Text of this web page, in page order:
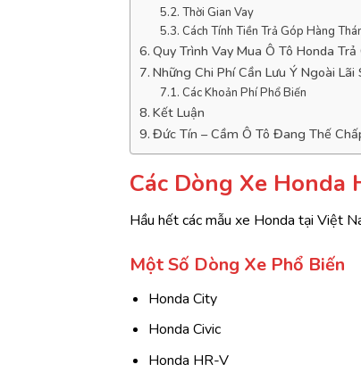
Thời Gian Vay
Cách Tính Tiền Trả Góp Hàng
Quy Trình Vay Mua Ô Tô Honda Trả
Những Chi Phí Cần Lưu Ý Ngoài Lãi
Các Khoản Phí Phổ Biến
Kết Luận
Đức Tín – Cầm Ô Tô Đang Thế
Các Dòng Xe Honda
Hầu hết các mẫu xe Honda tại Việt
Một Số Dòng Xe Phổ Biến
Honda City
Honda Civic
Honda HR-V